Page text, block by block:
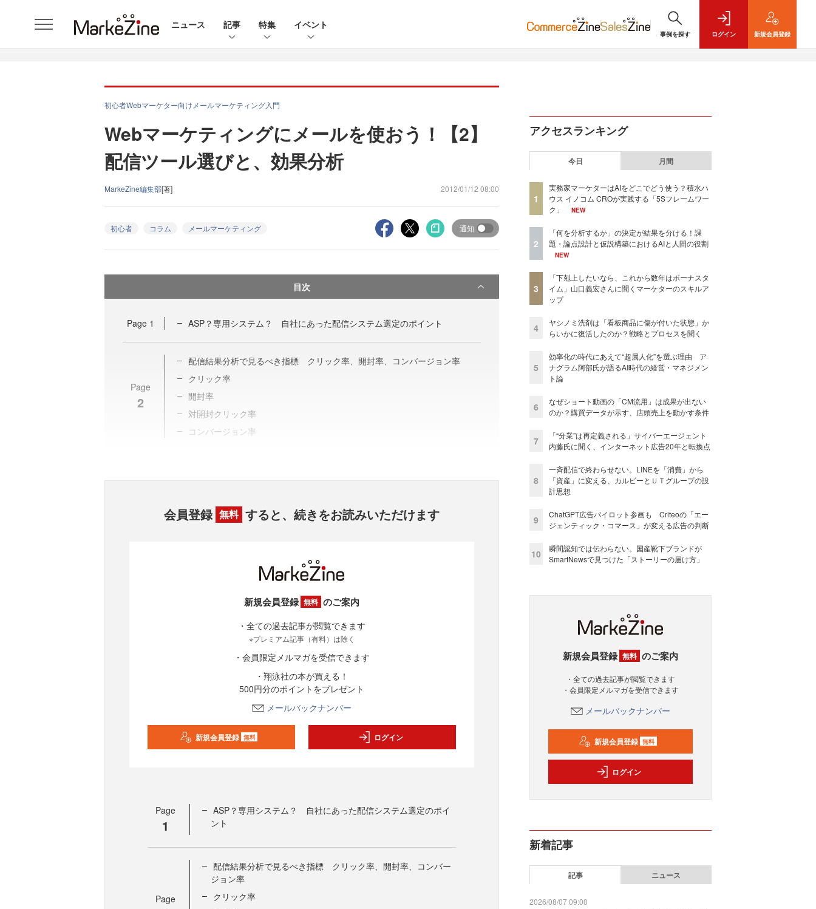
ニュース 記事 特集 イベント
事例を探す ログイン 新規会員登録
初心者Webマーケター向けメールマーケティング入門
Webマーケティングにメールを使おう！【2】
配信ツール選びと、効果分析
MarkeZine編集部[著] 2012/01/12 08:00
初心者 コラム メールマーケティング 通知
目次
Page 1 ASP？専用システム？ 自社にあった配信システム選定のポイント
Page
2
配信結果分析で見るべき指標 クリック率、開封率、コンバージョン率
クリック率
開封率
対開封クリック率
コンバージョン率
会員登録 無料 すると、続きをお読みいただけます
新規会員登録 無料 のご案内
・全ての過去記事が閲覧できます
※プレミアム記事（有料）は除く
・会員限定メルマガを受信できます
・翔泳社の本が買える！
500円分のポイントをプレゼント
メールバックナンバー
新規会員登録 無料 ログイン
Page
1
ASP？専用システム？ 自社にあった配信システム選定のポイ
ント
Page
配信結果分析で見るべき指標 クリック率、開封率、コンバー
ジョン率
クリック率
アクセスランキング
今日 月間
1
実務家マーケターはAIをどこでどう使う？積水ハ
ウス イノコム CROが実践する「5Sフレームワー
ク」
NEW
2
「何を分析するか」の決定が結果を分ける！課
題・論点設計と仮説構築におけるAIと人間の役割
NEW
3
「下剋上したいなら、これから数年はボーナスタ
イム」山口義宏さんに聞くマーケターのスキルア
ップ
4
ヤシノミ洗剤は「看板商品に傷が付いた状態」か
らいかに復活したのか？戦略とプロセスを聞く
5
効率化の時代にあえて“超属人化”を選ぶ理由 ア
ナグラム阿部氏が語るAI時代の経営・マネジメン
ト論
6
なぜショート動画の「CM流用」は成果が出ない
のか？購買データが示す、店頭売上を動かす条件
7
「“分業”は再定義される」サイバーエージェント
内藤氏に聞く、インターネット広告20年と転換点
8
一斉配信で終わらせない。LINEを「消費」から
「資産」に変える、カルビーとＵＴグループの設
計思想
9
ChatGPT広告パイロット参画も Criteoの「エー
ジェンティック・コマース」が変える広告の判断
10
瞬間認知では伝わらない。国産靴下ブランドが
SmartNewsで見つけた「ストーリーの届け方」
新規会員登録 無料 のご案内
・全ての過去記事が閲覧できます
・会員限定メルマガを受信できます
メールバックナンバー
新規会員登録 無料
ログイン
新着記事
記事 ニュース
2026/08/07 09:00